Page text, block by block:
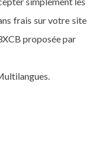
frais sur votre site
proposée par